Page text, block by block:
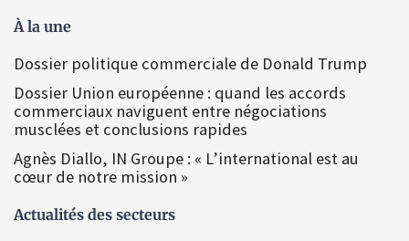
À la une
Dossier politique commerciale de Donald Trump
Dossier Union européenne : quand les accords
commerciaux naviguent entre négociations
musclées et conclusions rapides
Agnès Diallo, IN Groupe : « L’international est au
cœur de notre mission »
Actualités des secteurs